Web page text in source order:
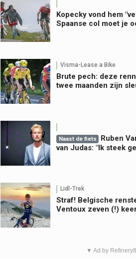
Kopecky vond hem
Spaanse col moet je
Visma-Lease a Bike
Brute pech: deze
twee maanden zijn
Naast de fiets
Ruben
van Judas: "Ik steek
Lidl-Trek
Straf! Belgische
Ventoux zeven (!)
▼ Ad by